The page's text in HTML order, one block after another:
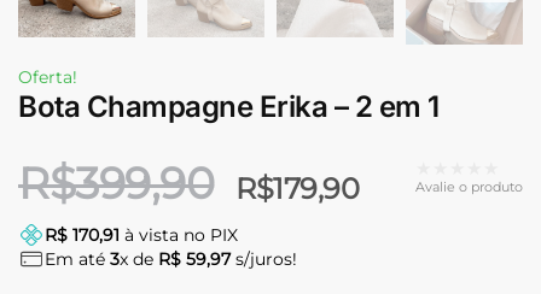
Oferta!
Bota Champagne Erika – 2 em 1
R$399,90 R$179,90 Avalie o produto
R$ 170,91 à vista no PIX
Em até 3x de R$ 59,97s/juros!